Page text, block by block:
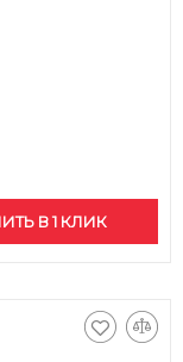
В 1 КЛИК